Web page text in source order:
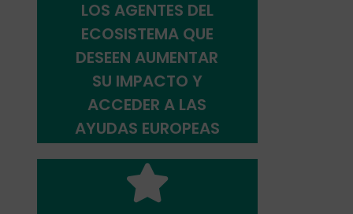
LOS AGENTES DEL
ECOSISTEMA QUE
DESEEN AUMENTAR
SU IMPACTO Y
ACCEDER A LAS
AYUDAS EUROPEAS
Presentar solicitud